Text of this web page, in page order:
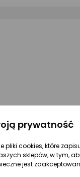
prywatność
pliki cookies, które
sklepów, w tym,
jest